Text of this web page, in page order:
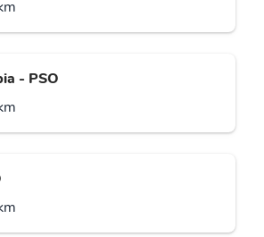
- PSO